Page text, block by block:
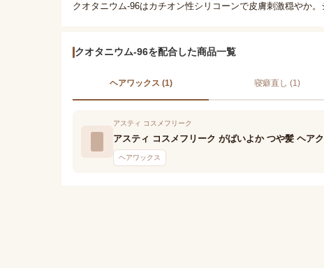
クオタニウム-96はカチオン性シリコーンで皮膚刺激穏やか
クオタニウム-96を配合した商品一覧
ヘアワックス (1) 寝癖直し (1)
アスティ コスメフリーク
アスティ コスメフリーク がばいよか つや髪 ヘア
ヘアワックス